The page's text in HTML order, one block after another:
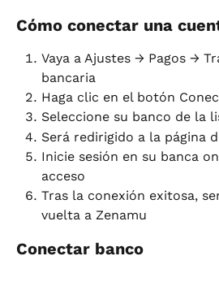
Cómo conectar una
Vaya a Ajustes → Pagos →
bancaria
Haga clic en el botón
Seleccione su banco de la
Será redirigido a la página
Inicie sesión en su banca
acceso
Tras la conexión exitosa,
vuelta a Zenamu
Conectar banco